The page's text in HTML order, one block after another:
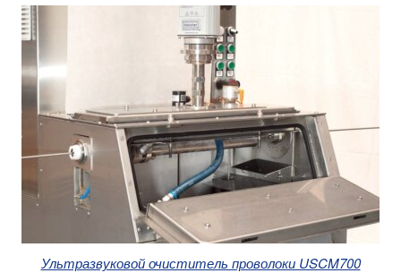
Ультразвуковой очиститель проволоки USCM700